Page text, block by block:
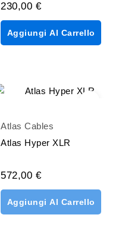
230,00 €
Aggiungi Al Carrello
Atlas Cables
Atlas Hyper XLR
572,00 €
Aggiungi Al Carrello